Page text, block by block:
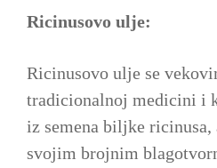
Ricinusovo ulje:
Ricinusovo ulje se
tradicionalnoj medicini i
iz semena biljke ricinusa,
svojim brojnim